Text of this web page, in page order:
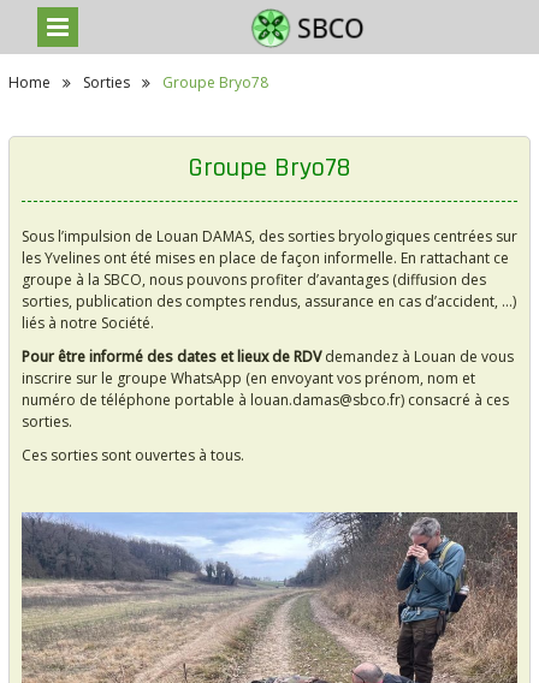
Home Sorties Groupe Bryo78
Groupe Bryo78
Sous l’impulsion de Louan DAMAS, des sorties bryologiques centrées sur
les Yvelines ont été mises en place de façon informelle. En rattachant ce
groupe à la SBCO, nous pouvons profiter d’avantages (diffusion des
sorties, publication des comptes rendus, assurance en cas d’accident, …)
liés à notre Société.
Pour être informé des dates et lieux de RDVdemandez à Louan de vous
inscrire sur le groupe WhatsApp (en envoyant vos prénom, nom et
numéro de téléphone portable à louan.damas@sbco.fr) consacré à ces
sorties.
Ces sorties sont ouvertes à tous.